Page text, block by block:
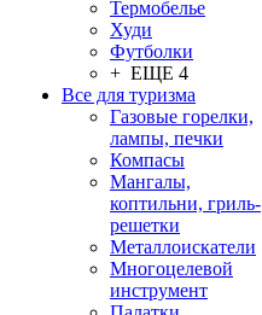
Термобелье
Худи
Футболки
+ ЕЩЕ 4
Все для туризма
Газовые горелки,
лампы, печки
Компасы
Мангалы,
коптильни, гриль-
решетки
Металлоискатели
Многоцелевой
инструмент